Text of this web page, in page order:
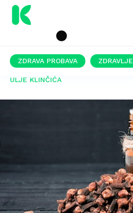
ZDRAVA PROBAVA ZDRAVLJE
ULJE KLINČIĆA